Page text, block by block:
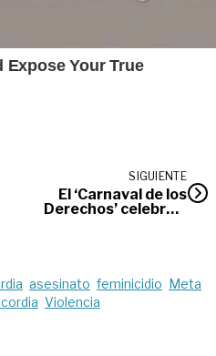
SIGUIENTE
El ‘Carnaval de los
Derechos’ celebra a
asesinato feminicidio Meta
Violencia